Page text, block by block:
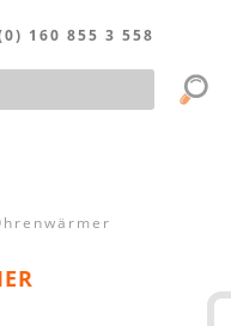
160 855 3 558